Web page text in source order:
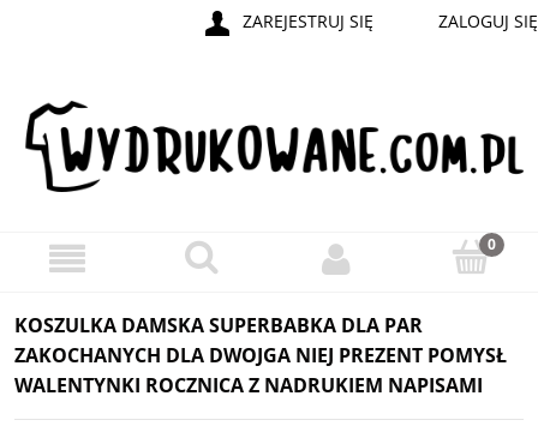
ZAREJESTRUJ SIĘ ZALOGUJ SIĘ
KOSZULKA DAMSKA SUPERBABKA DLA PAR
ZAKOCHANYCH DLA DWOJGA NIEJ PREZENT POMYSŁ
WALENTYNKI ROCZNICA Z NADRUKIEM NAPISAMI